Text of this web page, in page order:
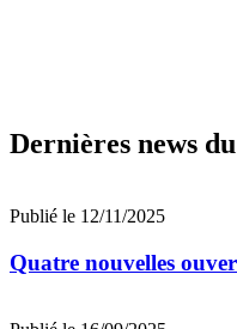
Dernières news
Publié le 12/11/2025
Quatre nouvelles